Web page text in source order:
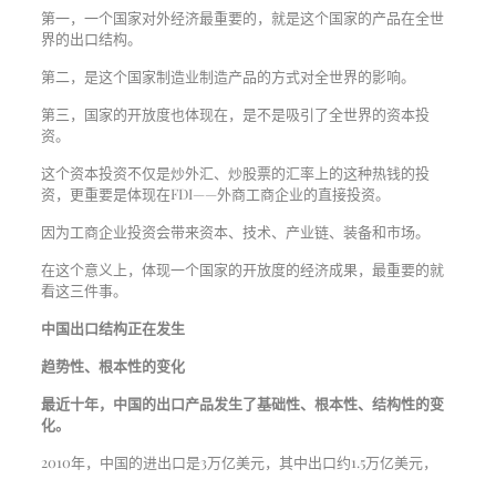
第一，一个国家对外经济最重要的，就是这个国家的产品在全世
界的出口结构。
第二，是这个国家制造业制造产品的方式对全世界的影响。
第三，国家的开放度也体现在，是不是吸引了全世界的资本投
资。
这个资本投资不仅是炒外汇、炒股票的汇率上的这种热钱的投
资，更重要是体现在FDI——外商工商企业的直接投资。
因为工商企业投资会带来资本、技术、产业链、装备和市场。
在这个意义上，体现一个国家的开放度的经济成果，最重要的就
看这三件事。
中国出口结构正在发生
趋势性、根本性的变化
最近十年，中国的出口产品发生了基础性、根本性、结构性的变
化。
2010年，中国的进出口是3万亿美元，其中出口约1.5万亿美元，